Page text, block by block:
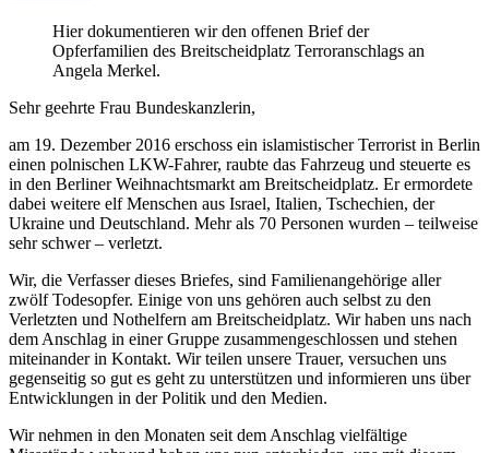
Hier dokumentieren wir den offenen Brief der
Opferfamilien des Breitscheidplatz Terroranschlags an
Angela Merkel.
Sehr geehrte Frau Bundeskanzlerin,
am 19. Dezember 2016 erschoss ein islamistischer Terrorist in Berlin
einen polnischen LKW-Fahrer, raubte das Fahrzeug und steuerte es
in den Berliner Weihnachtsmarkt am Breitscheidplatz. Er ermordete
dabei weitere elf Menschen aus Israel, Italien, Tschechien, der
Ukraine und Deutschland. Mehr als 70 Personen wurden – teilweise
sehr schwer – verletzt.
Wir, die Verfasser dieses Briefes, sind Familienangehörige aller
zwölf Todesopfer. Einige von uns gehören auch selbst zu den
Verletzten und Nothelfern am Breitscheidplatz. Wir haben uns nach
dem Anschlag in einer Gruppe zusammengeschlossen und stehen
miteinander in Kontakt. Wir teilen unsere Trauer, versuchen uns
gegenseitig so gut es geht zu unterstützen und informieren uns über
Entwicklungen in der Politik und den Medien.
Wir nehmen in den Monaten seit dem Anschlag vielfältige